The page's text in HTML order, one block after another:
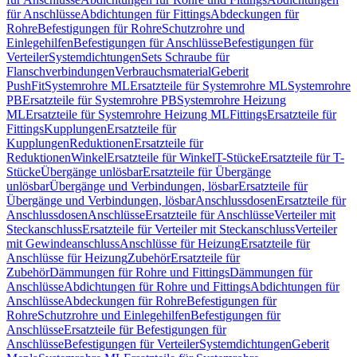
für AnschlüsseAbdichtungen für FittingsAbdeckungen für
RohreBefestigungen für RohreSchutzrohre und
EinlegehilfenBefestigungen für AnschlüsseBefestigungen für
VerteilerSystemdichtungenSets Schraube für
FlanschverbindungenVerbrauchsmaterialGeberit
PushFitSystemrohre MLErsatzteile für Systemrohre MLSystemrohre
PBErsatzteile für Systemrohre PBSystemrohre Heizung
MLErsatzteile für Systemrohre Heizung MLFittingsErsatzteile für
FittingsKupplungenErsatzteile für
KupplungenReduktionenErsatzteile für
ReduktionenWinkelErsatzteile für WinkelT-StückeErsatzteile für T-
StückeÜbergänge unlösbarErsatzteile für Übergänge
unlösbarÜbergänge und Verbindungen, lösbarErsatzteile für
Übergänge und Verbindungen, lösbarAnschlussdosenErsatzteile für
AnschlussdosenAnschlüsseErsatzteile für AnschlüsseVerteiler mit
SteckanschlussErsatzteile für Verteiler mit SteckanschlussVerteiler
mit GewindeanschlussAnschlüsse für HeizungErsatzteile für
Anschlüsse für HeizungZubehörErsatzteile für
ZubehörDämmungen für Rohre und FittingsDämmungen für
AnschlüsseAbdichtungen für Rohre und FittingsAbdichtungen für
AnschlüsseAbdeckungen für RohreBefestigungen für
RohreSchutzrohre und EinlegehilfenBefestigungen für
AnschlüsseErsatzteile für Befestigungen für
AnschlüsseBefestigungen für VerteilerSystemdichtungenGeberit